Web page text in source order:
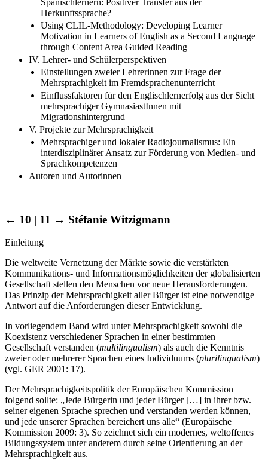
Spanischlernern: Positiver Transfer aus der
Herkunftssprache?
Using CLIL-Methodology: Developing Learner
Motivation in Learners of English as a Second Language
through Content Area Guided Reading
IV. Lehrer- und Schülerperspektiven
Einstellungen zweier Lehrerinnen zur Frage der
Mehrsprachigkeit im Fremdsprachenunterricht
Einflussfaktoren für den Englischlernerfolg aus der Sicht
mehrsprachiger GymnasiastInnen mit
Migrationshintergrund
V. Projekte zur Mehrsprachigkeit
Mehrsprachiger und lokaler Radiojournalismus: Ein
interdisziplinärer Ansatz zur Förderung von Medien- und
Sprachkompetenzen
Autoren und Autorinnen
← 10 | 11 → Stéfanie Witzigmann
Einleitung
Die weltweite Vernetzung der Märkte sowie die verstärkten
Kommunikations- und Informationsmöglichkeiten der globalisierten
Gesellschaft stellen den Menschen vor neue Herausforderungen.
Das Prinzip der Mehrsprachigkeit aller Bürger ist eine notwendige
Antwort auf die Anforderungen dieser Entwicklung.
In vorliegendem Band wird unter Mehrsprachigkeit sowohl die
Koexistenz verschiedener Sprachen in einer bestimmten
Gesellschaft verstanden (multilingualism) als auch die Kenntnis
zweier oder mehrerer Sprachen eines Individuums (plurilingualism)
(vgl. GER 2001: 17).
Der Mehrsprachigkeitspolitik der Europäischen Kommission
folgend sollte: „Jede Bürgerin und jeder Bürger […] in ihrer bzw.
seiner eigenen Sprache sprechen und verstanden werden können,
und jede unserer Sprachen bereichert uns alle“ (Europäische
Kommission 2009: 3). So zeichnet sich ein modernes, weltoffenes
Bildungssystem unter anderem durch seine Orientierung an der
Mehrsprachigkeit aus.